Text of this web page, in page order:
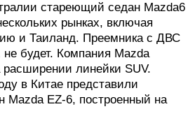
стареющий седан Mazda6
рынках, включая
и Таиланд. Преемника с ДВС
не будет. Компания Mazda
расширении линейки SUV.
в Китае представили
Mazda EZ-6, построенный на